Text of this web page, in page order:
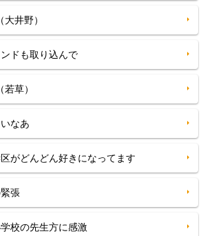
井野）
ドも取り込んで
草）
なあ
がどんどん好きになってます
張
校の先生方に感激